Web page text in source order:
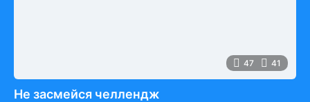
47 41
Не засмейся челлендж